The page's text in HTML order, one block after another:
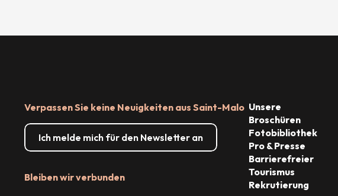
Verpassen Sie keine Neuigkeiten aus Saint-Malo
Ich melde mich für den Newsletter an
Bleiben wir verbunden
Unsere
Broschüren
Fotobibliothek
Pro & Presse
Barrierefreier
Tourismus
Rekrutierung